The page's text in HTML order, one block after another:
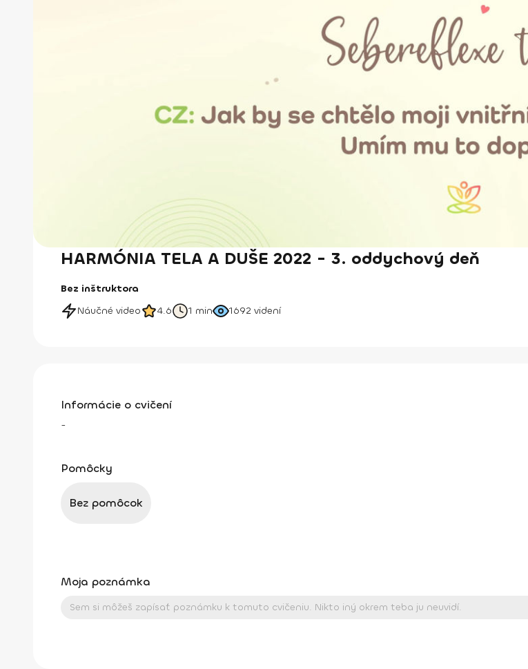
HARMÓNIA TELA A DUŠE 2022 - 3. oddychový deň
Bez inštruktora
Náučné video
4.6 1 min 1692 videní
Informácie o cvičení
-
Pomôcky
Bez pomôcok
Moja poznámka